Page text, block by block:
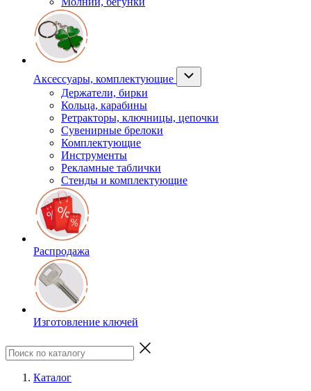
Аксессуары, комплектующие
Держатели, бирки
Кольца, карабины
Ретракторы, ключницы, цепочки
Сувенирные брелоки
Комплектующие
Инструменты
Рекламные таблички
Стенды и комплектующие
Распродажа
Изготовление ключей
Каталог